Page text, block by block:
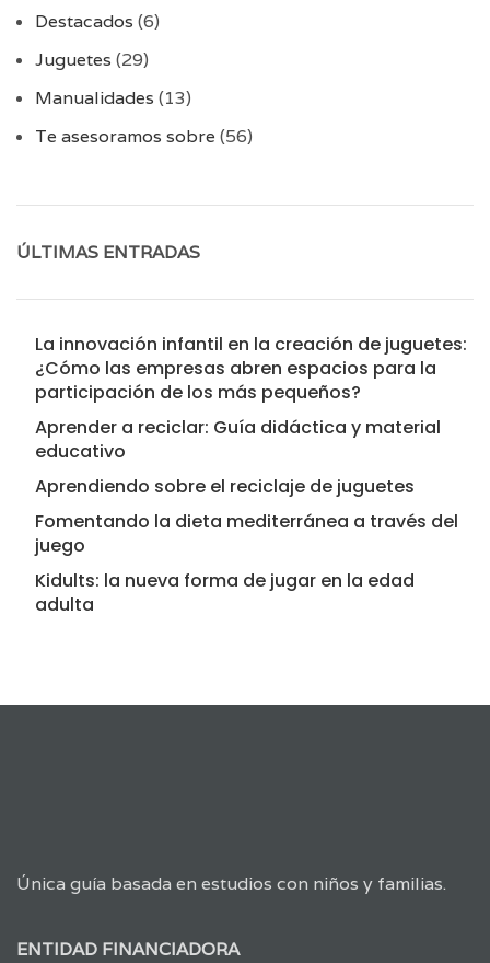
Destacados (6)
Juguetes (29)
Manualidades (13)
Te asesoramos sobre (56)
ÚLTIMAS ENTRADAS
La innovación infantil en la creación de juguetes:
¿Cómo las empresas abren espacios para la
participación de los más pequeños?
Aprender a reciclar: Guía didáctica y material
educativo
Aprendiendo sobre el reciclaje de juguetes
Fomentando la dieta mediterránea a través del
juego
Kidults: la nueva forma de jugar en la edad
adulta
Única guía basada en estudios con niños y familias.
ENTIDAD FINANCIADORA